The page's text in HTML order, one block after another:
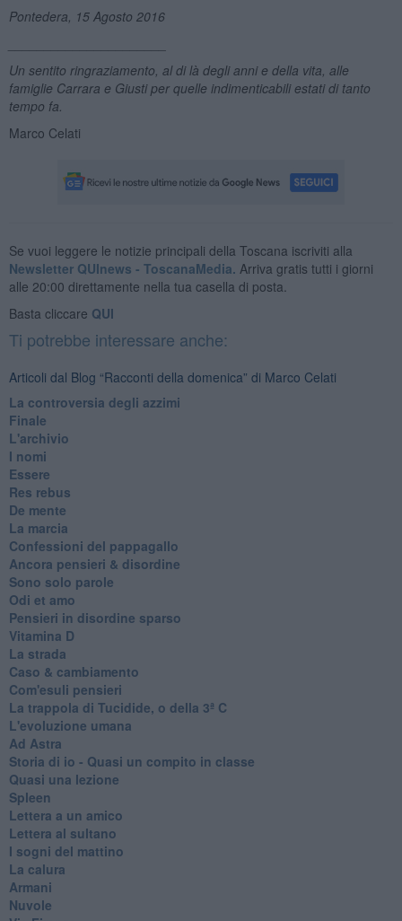
Pontedera, 15 Agosto 2016
Un sentito ringraziamento, al di là degli anni e della vita, alle
famiglie Carrara e Giusti per quelle indimenticabili estati di tanto
tempo fa.
Marco Celati
Se vuoi leggere le notizie principali della Toscana iscriviti alla
Newsletter QUInews - ToscanaMedia. Arriva gratis tutti i giorni
alle 20:00 direttamente nella tua casella di posta.
Basta cliccare QUI
Ti potrebbe interessare anche:
Articoli dal Blog “Racconti della domenica” di Marco Celati
La controversia degli azzimi
Finale
L'archivio
I nomi
Essere
Res rebus
De mente
La marcia
Confessioni del pappagallo
Ancora pensieri & disordine
Sono solo parole
Odi et amo
Pensieri in disordine sparso
Vitamina D
La strada
Caso & cambiamento
Com'esuli pensieri
La trappola di Tucidide, o della 3ª C
L'evoluzione umana
Ad Astra
Storia di io - Quasi un compito in classe
Quasi una lezione
Spleen
Lettera a un amico
Lettera al sultano
I sogni del mattino
La calura
Armani
Nuvole